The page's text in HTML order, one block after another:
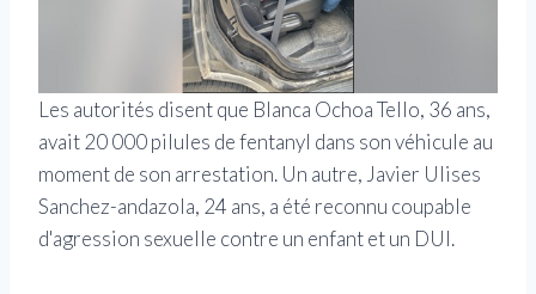
Les autorités disent que Blanca Ochoa Tello, 36 ans,
avait 20 000 pilules de fentanyl dans son véhicule au
moment de son arrestation. Un autre, Javier Ulises
Sanchez-andazola, 24 ans, a été reconnu coupable
d'agression sexuelle contre un enfant et un DUI.